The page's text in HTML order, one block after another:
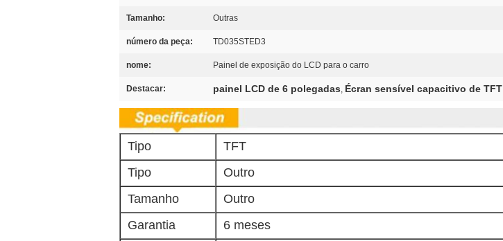
Tamanho: Outras
número da peça: TD035STED3
nome: Painel de exposição do LCD para o carro
Destacar: painel LCD de 6 polegadas, Écran sensível capacitivo de TFT
Tipo
TFT
Tipo
Outro
Tamanho
Outro
Garantia
6 meses